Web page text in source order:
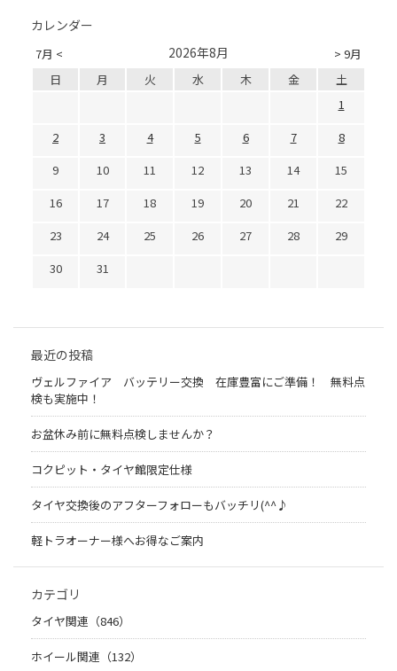
カレンダー
7月 < > 9月
2026年8月
日 月 火 水 木 金
土
1
2
3 4 5 6 7
8
9
10 11 12 13 14
15
16
17 18 19 20 21
22
23
24 25 26 27 28
29
30
31
最近の投稿
ヴェルファイア バッテリー交換 在庫豊富にご準備！ 無料点
検も実施中！
お盆休み前に無料点検しませんか？
コクピット・タイヤ館限定仕様
タイヤ交換後のアフターフォローもバッチリ(^^♪
軽トラオーナー様へお得なご案内
カテゴリ
タイヤ関連（846）
ホイール関連（132）